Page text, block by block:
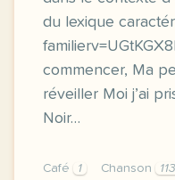
du lexique
commencer, Ma
réveiller Moi j’ai
Noir…
Café 1 Chanson 113